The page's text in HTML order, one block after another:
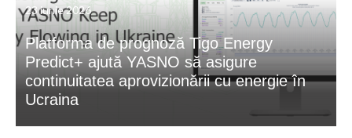
23 iunie 2026
Platforma de prognoză Tigo Energy
Predict+ ajută YASNO să asigure
continuitatea aprovizionării cu energie în
Ucraina